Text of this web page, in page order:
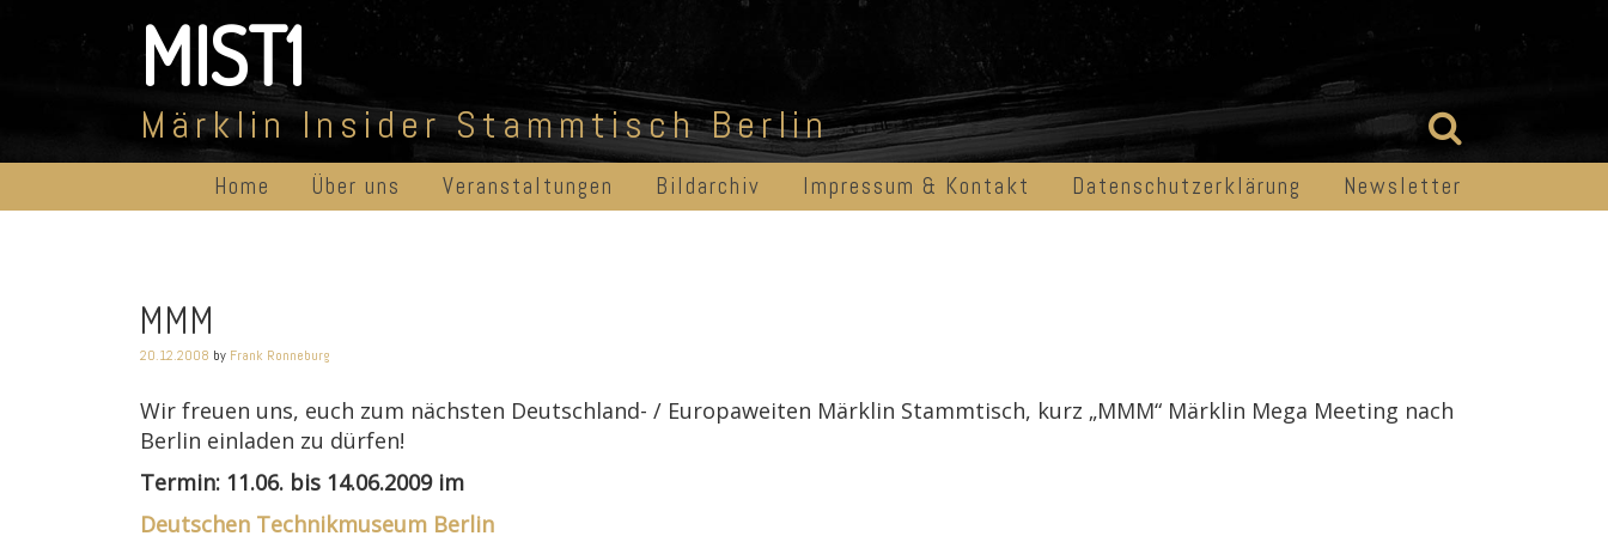
MIST1
Märklin Insider Stammtisch Berlin
Home Über uns Veranstaltungen Bildarchiv Impressum & Kontakt Datenschutzerklärung Newsletter
MMM
20.12.2008 by Frank Ronneburg
Wir freuen uns, euch zum nächsten Deutschland- / Europaweiten Märklin Stammtisch, kurz „MMM“ Märklin Mega Meeting nach
Berlin einladen zu dürfen!
Termin: 11.06. bis 14.06.2009 im
Deutschen Technikmuseum Berlin